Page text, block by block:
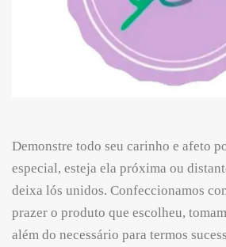
Demonstre todo seu carinho e afeto
especial, esteja ela próxima ou
deixa lós unidos. Confeccionamos
prazer o produto que escolheu,
além do necessário para termos